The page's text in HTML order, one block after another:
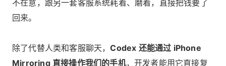
不在意，跟另一套客服系统耗着、磨着，直接把钱要了
回来。
除了代替人类和客服聊天，Codex 还能通过 iPhone
Mirroring 直接操作我们的手机，开发者能用它直接复